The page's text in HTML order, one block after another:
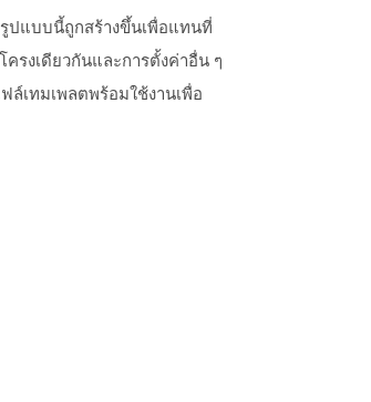
รูปแบบนี้ถูกสร้างขึ้นเพื่อแทนที่
รงเดียวกันและการตั้งค่าอื่น ๆ
ล์เทมเพลตพร้อมใช้งานเพื่อ